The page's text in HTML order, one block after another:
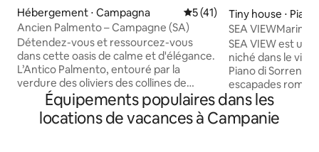
Hébergement ⋅ Campagna Évaluation moyenne sur la
5 (41)
Ancien Palmento – Campagne (SA)
Détendez-vous et ressourcez-vous
dans cette oasis de calme et d'élégance.
L’Antico Palmento, entouré par la
verdure des oliviers des collines de
Campagna (SA), est idéal pour ceux qui
recherchent la détente au contact de la
nature. Cet ancien pressoir,
Tiny house ⋅
o
SEA VIEWMarina
SEA VIEW est un
niché dans le
Piano di Sorrento.
escapades
qui veulent
et passer une
View est pourvu
Équipements populaires dans les
locations de vacances à Campanie